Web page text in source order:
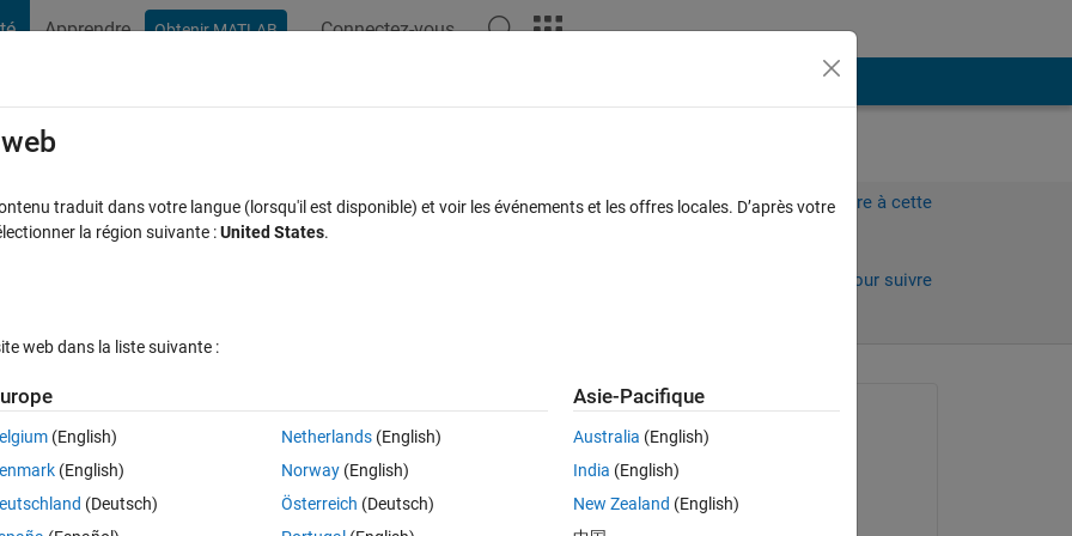
Apprendre Obtenir MATLAB Connectez-vous
and operations with cell elements
Connectez-vous pour répondre à cette
Connectez-vous pour suivre
Afficher commentaires plus anciens
you have the coordinates ( [y k] where y and k are arrays )of the
EldaEbrithil
le 14 Oct 2020
traduit dans votre langue (lorsqu'il est disponible) et voir les événements et les offres locales. D’après votre
la région suivante :United States.
web dans la liste suivante :
(English)
(English)
(Deutsch)
Netherlands(English)
Norway(English)
Österreich (Deutsch)
Asie-Pacifique
Australia (English)
India (English)
New Zealand (English)